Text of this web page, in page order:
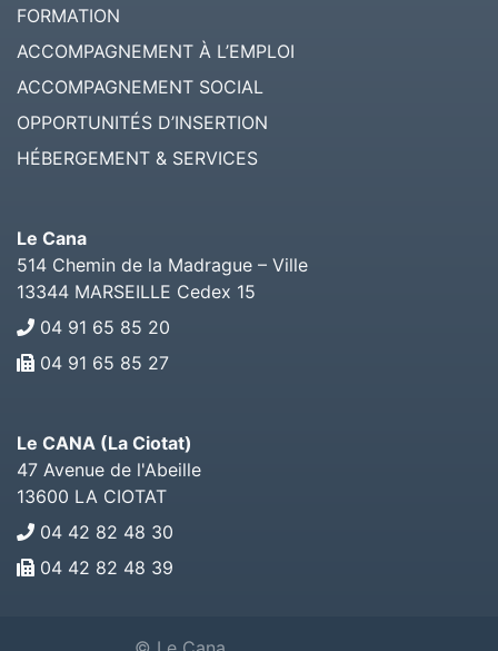
FORMATION
ACCOMPAGNEMENT À L’EMPLOI
ACCOMPAGNEMENT SOCIAL
OPPORTUNITÉS D’INSERTION
HÉBERGEMENT & SERVICES
Le Cana
514 Chemin de la Madrague – Ville
13344 MARSEILLE Cedex 15
04 91 65 85 20
04 91 65 85 27
Le CANA (La Ciotat)
47 Avenue de l'Abeille
13600 LA CIOTAT
04 42 82 48 30
04 42 82 48 39